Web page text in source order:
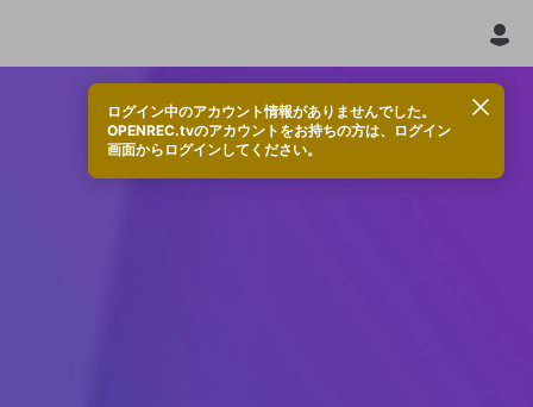
ログイン中のアカウント情報がありませんでした。
OPENREC.tvのアカウントをお持ちの方は、ログイン
画面からログインしてください。